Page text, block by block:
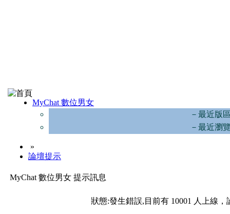
MyChat 數位男女
－最近版
－最近瀏
»
論壇提示
MyChat 數位男女 提示訊息
狀態:發生錯誤,目前有 10001 人上線